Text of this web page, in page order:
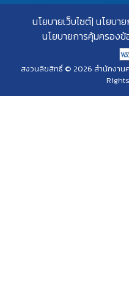
นโยบายเว็บไซต์ นโยบา
นโยบายการคุ้มครอง
สงวนลิขสิทธิ์ © 2026 สำนักงา